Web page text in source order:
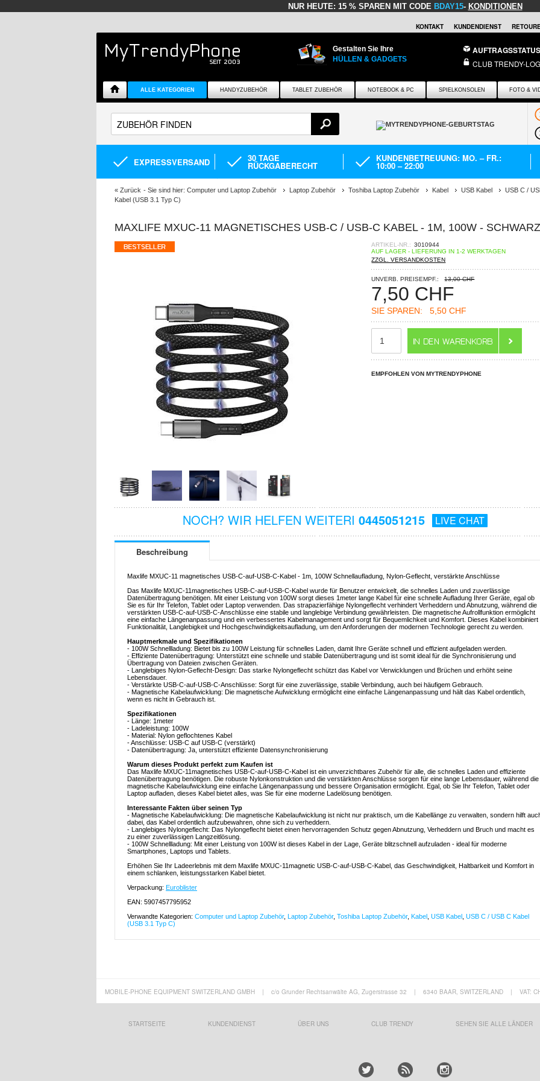
NUR HEUTE: 15 % SPAREN MIT CODE BDAY15- KONDITIONEN
KONTAKT KUNDENDIENST
Gestalten Sie Ihre
HÜLLEN & GADGETS
AUFTRAGSSTATUS
CLUB TRENDY-
ALLE KATEGORIEN HANDYZUBEHÖR TABLET ZUBEHÖR NOTEBOOK & PC SPIELKONSOLEN FOTO &
EXPRESSVERSAND 30 TAGE
RÜCKGABERECHT
KUNDENBETREUUNG: MO. – FR.:
10:00 – 22:00
« Zurück - Sie sind hier: Computer und Laptop Zubehör Laptop Zubehör Toshiba Laptop Zubehör Kabel USB Kabel
USB C /
Kabel (USB 3.1 Typ C)
MAXLIFE MXUC-11 MAGNETISCHES USB-C / USB-C KABEL - 1M, 100W - SCHWARZ
ARTIKEL-NR.: 3010944
AUF LAGER - LIEFERUNG IN 1-2 WERKTAGEN
ZZGL. VERSANDKOSTEN
UNVERB. PREISEMPF.: 13,00 CHF
7,50 CHF
SIE SPAREN: 5,50 CHF
EMPFOHLEN VON MYTRENDYPHONE
NOCH? WIR HELFEN WEITERI 0445051215 LIVE CHAT
Beschreibung
Maxlife MXUC-11 magnetisches USB-C-auf-USB-C-Kabel - 1m, 100W Schnellaufladung, Nylon-Geflecht, verstärkte Anschlüsse
Das Maxlife MXUC-11magnetisches USB-C-auf-USB-C-Kabel wurde für Benutzer entwickelt, die schnelles Laden und zuverlässige
Datenübertragung benötigen. Mit einer Leistung von 100W sorgt dieses 1meter lange Kabel für eine schnelle Aufladung Ihrer Geräte, egal ob
Sie es für Ihr Telefon, Tablet oder Laptop verwenden. Das strapazierfähige Nylongeflecht verhindert Verheddern und Abnutzung, während die
verstärkten USB-C-auf-USB-C-Anschlüsse eine stabile und langlebige Verbindung gewährleisten. Die magnetische Aufrollfunktion ermöglicht
eine einfache Längenanpassung und ein verbessertes Kabelmanagement und sorgt für Bequemlichkeit und Komfort. Dieses Kabel kombiniert
Funktionalität, Langlebigkeit und Hochgeschwindigkeitsaufladung, um den Anforderungen der modernen Technologie gerecht zu werden.
Hauptmerkmale und Spezifikationen
- 100W Schnellladung: Bietet bis zu 100W Leistung für schnelles Laden, damit Ihre Geräte schnell und effizient aufgeladen werden.
- Effiziente Datenübertragung: Unterstützt eine schnelle und stabile Datenübertragung und ist somit ideal für die Synchronisierung und
Übertragung von Dateien zwischen Geräten.
- Langlebiges Nylon-Geflecht-Design: Das starke Nylongeflecht schützt das Kabel vor Verwicklungen und Brüchen und erhöht seine
Lebensdauer.
- Verstärkte USB-C-auf-USB-C-Anschlüsse: Sorgt für eine zuverlässige, stabile Verbindung, auch bei häufigem Gebrauch.
- Magnetische Kabelaufwicklung: Die magnetische Aufwicklung ermöglicht eine einfache Längenanpassung und hält das Kabel ordentlich,
wenn es nicht in Gebrauch ist.
Spezifikationen
- Länge: 1meter
- Ladeleistung: 100W
- Material: Nylon geflochtenes Kabel
- Anschlüsse: USB-C auf USB-C (verstärkt)
- Datenübertragung: Ja, unterstützt effiziente Datensynchronisierung
Warum dieses Produkt perfekt zum Kaufen ist
Das Maxlife MXUC-11magnetisches USB-C-auf-USB-C-Kabel ist ein unverzichtbares Zubehör für alle, die schnelles Laden und effiziente
Datenübertragung benötigen. Die robuste Nylonkonstruktion und die verstärkten Anschlüsse sorgen für eine lange Lebensdauer, während die
magnetische Kabelaufwicklung eine einfache Längenanpassung und bessere Organisation ermöglicht. Egal, ob Sie Ihr Telefon, Tablet oder
Laptop aufladen, dieses Kabel bietet alles, was Sie für eine moderne Ladelösung benötigen.
Interessante Fakten über seinen Typ
- Magnetische Kabelaufwicklung: Die magnetische Kabelaufwicklung ist nicht nur praktisch, um die Kabellänge zu verwalten, sondern hilft
dabei, das Kabel ordentlich aufzubewahren, ohne sich zu verheddern.
- Langlebiges Nylongeflecht: Das Nylongeflecht bietet einen hervorragenden Schutz gegen Abnutzung, Verheddern und Bruch und macht es
zu einer zuverlässigen Langzeitlösung.
- 100W Schnellladung: Mit einer Leistung von 100W ist dieses Kabel in der Lage, Geräte blitzschnell aufzuladen - ideal für moderne
Smartphones, Laptops und Tablets.
Erhöhen Sie Ihr Ladeerlebnis mit dem Maxlife MXUC-11magnetic USB-C-auf-USB-C-Kabel, das Geschwindigkeit, Haltbarkeit und Komfort in
einem schlanken, leistungsstarken Kabel bietet.
Verpackung: Euroblister
EAN: 5907457795952
Verwandte Kategorien: Computer und Laptop Zubehör, Laptop Zubehör, Toshiba Laptop Zubehör, Kabel USB Kabel
USB C / USB C Kabel
(USB 3.1 Typ C)
MOBILE-PHONE EQUIPMENT SWITZERLAND GMBH | c/o Grunder Rechtsanwälte AG, Zugerstrasse 32 | 6340 BAAR, SWITZERLAND | VAT:
STARTSEITE KUNDENDIENST ÜBER UNS CLUB TRENDY SEHEN SIE ALLE LÄNDER